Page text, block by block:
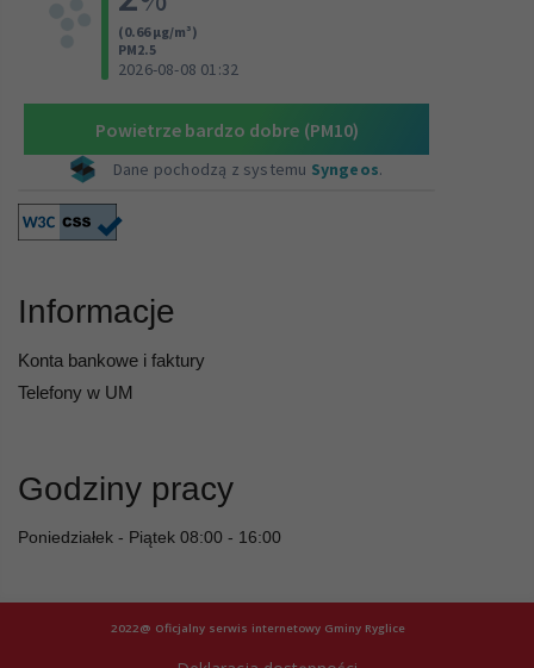
Informacje
Konta bankowe i faktury
Telefony w UM
Godziny pracy
Poniedziałek - Piątek 08:00 - 16:00
2022@ Oficjalny serwis internetowy Gminy Ryglice